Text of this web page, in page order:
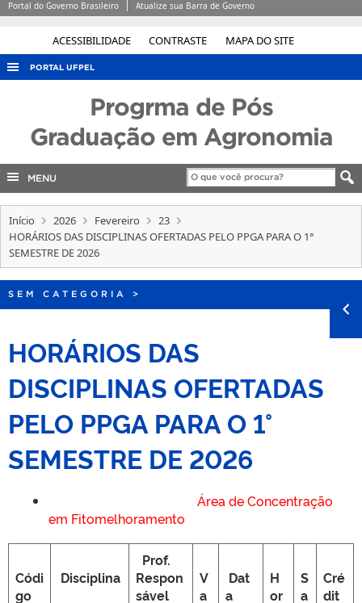
ACESSIBILIDADE CONTRASTE MAPA DO SITE
Portal do Governo Brasileiro Atualize sua Barra de Governo
PORTAL UFPEL
CONCURSOS
EDITAIS
INTERNACIONAL
OUVIDORIA
Progrma de Pós
Graduação em Agronomia
MENU
Início 2026 Fevereiro
23
HORÁRIOS DAS DISCIPLINAS OFERTADAS PELO PPGA PARA O 1°
SEMESTRE DE 2026
SEM CATEGORIA >
HORÁRIOS DAS
DISCIPLINAS OFERTADAS
PELO PPGA PARA O 1°
SEMESTRE DE 2026
Área de Concentração
em Fitomelhoramento
Códi
go
Disciplina
Prof.
Respon
sável
V
a
Dat
a
H
or
S
a
Cré
dit